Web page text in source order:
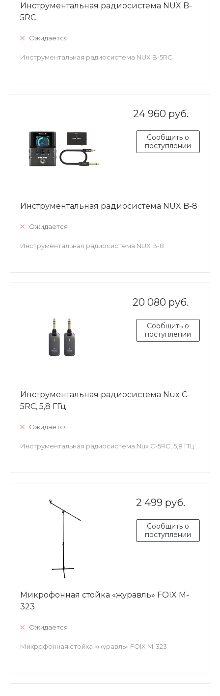
Инструментальная радиосистема NUX B-
5RC
Ожидается
Инструментальная радиосистема NUX B-5RC
24 960 руб.
Сообщить о
поступлении
Инструментальная радиосистема NUX B-8
Ожидается
Инструментальная радиосистема NUX B-8
20 080 руб.
Сообщить о
поступлении
Инструментальная радиосистема Nux C-
5RC, 5,8 ГГц
Ожидается
Инструментальная радиосистема Nux C-5RC, 5,8 ГГц
2 499 руб.
Сообщить о
поступлении
Микрофонная стойка «журавль» FOIX M-
323
Ожидается
Микрофонная стойка «журавль» FOIX M-323